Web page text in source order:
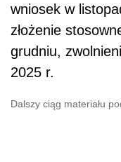
wniosek w
złożenie
grudniu,
2025 r.
Dalszy ciąg materiału